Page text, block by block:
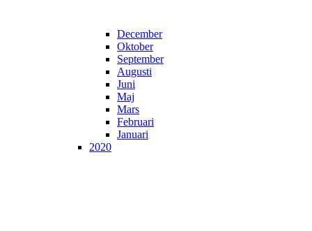
December
Oktober
September
Augusti
Juni
Maj
Mars
Februari
Januari
2020